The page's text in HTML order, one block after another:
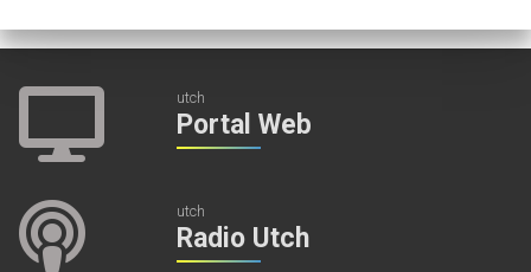
utch
Portal Web
utch
Radio Utch